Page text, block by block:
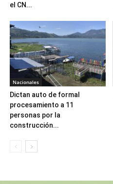
el CN...
Nacionales
Dictan auto de formal
procesamiento a 11
personas por la
construcción...